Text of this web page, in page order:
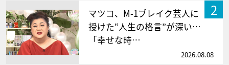
2
マツコ、M-1ブレイク芸人に
授けた“人生の格言”が深い…
「幸せな時…
2026.08.08